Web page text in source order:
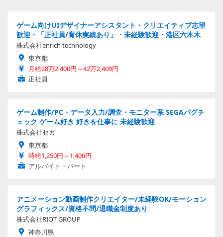
ゲーム向けUIデザイナーアシスタント・クリエイティブ志望
歓迎・「正社員/育休実績あり」・未経験歓迎・港区六本木
株式会社enrich technology
東京都
月給28万2,400円～42万2,400円
正社員
ゲーム制作/PC・データ入力/調査・モニター系 SEGAバグチ
ェック ゲーム好き 好きを仕事に 未経験歓迎
株式会社セガ
東京都
時給1,250円～1,400円
アルバイト・パート
アニメーション動画制作クリエイター/未経験OK/モーション
グラフィックス/資格不問/退職金制度あり
株式会社RIOT GROUP
神奈川県